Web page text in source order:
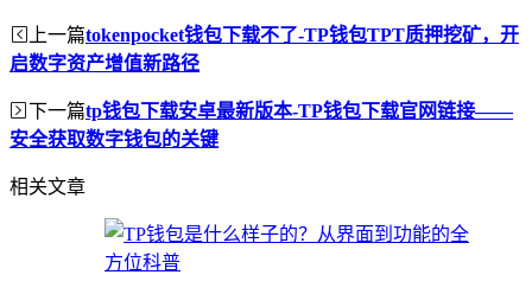
上一篇tokenpocket钱包下载不了-TP钱包TPT质押挖矿，开
启数字资产增值新路径
下一篇tp钱包下载安卓最新版本-TP钱包下载官网链接——
安全获取数字钱包的关键
相关文章